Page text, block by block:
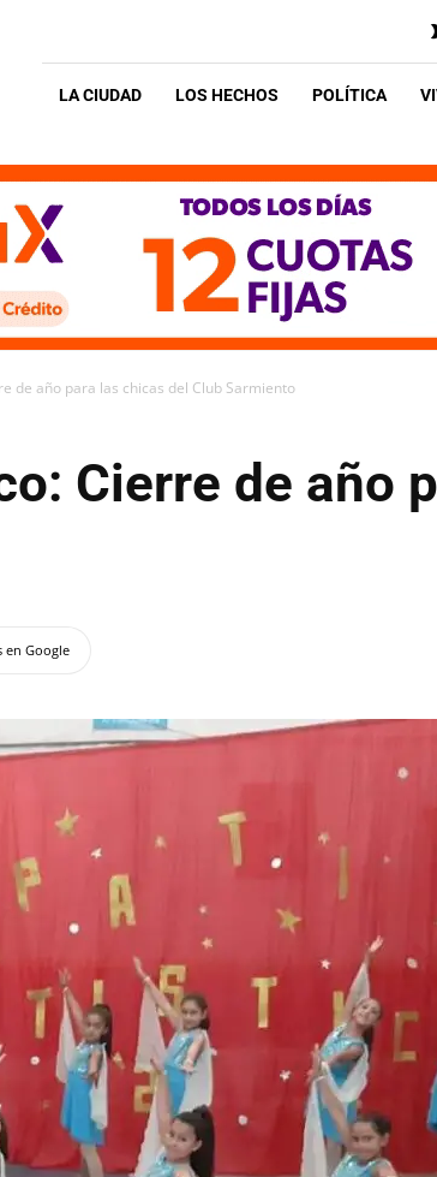
LA CIUDAD LOS HECHOS POLÍTICA
de año para las chicas del Club Sarmiento
Cierre de año
en Google